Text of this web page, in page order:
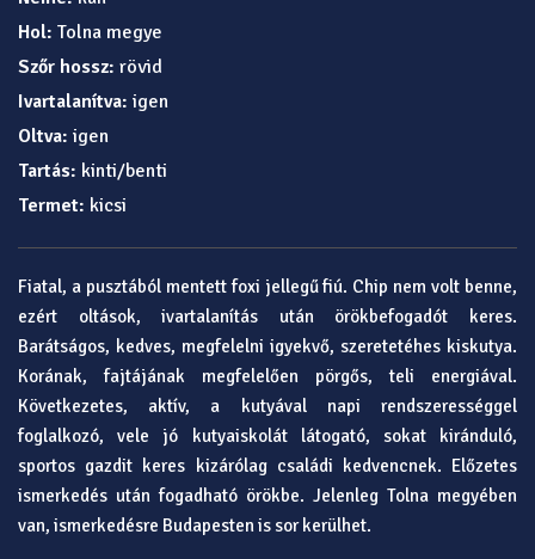
Hol: Tolna megye
Szőr hossz: rövid
Ivartalanítva: igen
Oltva: igen
Tartás: kinti/benti
Termet: kicsi
Fiatal, a pusztából mentett foxi jellegű fiú. Chip nem volt benne,
ezért oltások, ivartalanítás után örökbefogadót keres.
Barátságos, kedves, megfelelni igyekvő, szeretetéhes kiskutya.
Korának, fajtájának megfelelően pörgős, teli energiával.
Következetes, aktív, a kutyával napi rendszerességgel
foglalkozó, vele jó kutyaiskolát látogató, sokat kiránduló,
sportos gazdit keres kizárólag családi kedvencnek. Előzetes
ismerkedés után fogadható örökbe. Jelenleg Tolna megyében
van, ismerkedésre Budapesten is sor kerülhet.